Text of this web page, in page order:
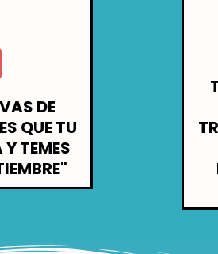
DE
QUE TU
TEMES